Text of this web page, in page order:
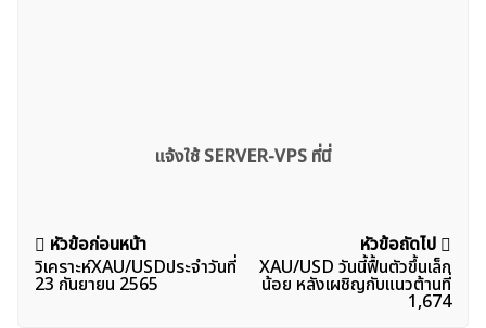
แจ้งใช้ SERVER-VPS ที่นี่
แนะแนว
เรื่อง
หัวข้อก่อนหน้า
วิเคราะห์XAU/USDประจำวันที่
23 กันยายน 2565
หัวข้อถัดไป
XAU/USD วันนี้ฟื้นตัวขึ้นเล็ก
น้อย หลังเผชิญกับแนวต้านที่
1,674